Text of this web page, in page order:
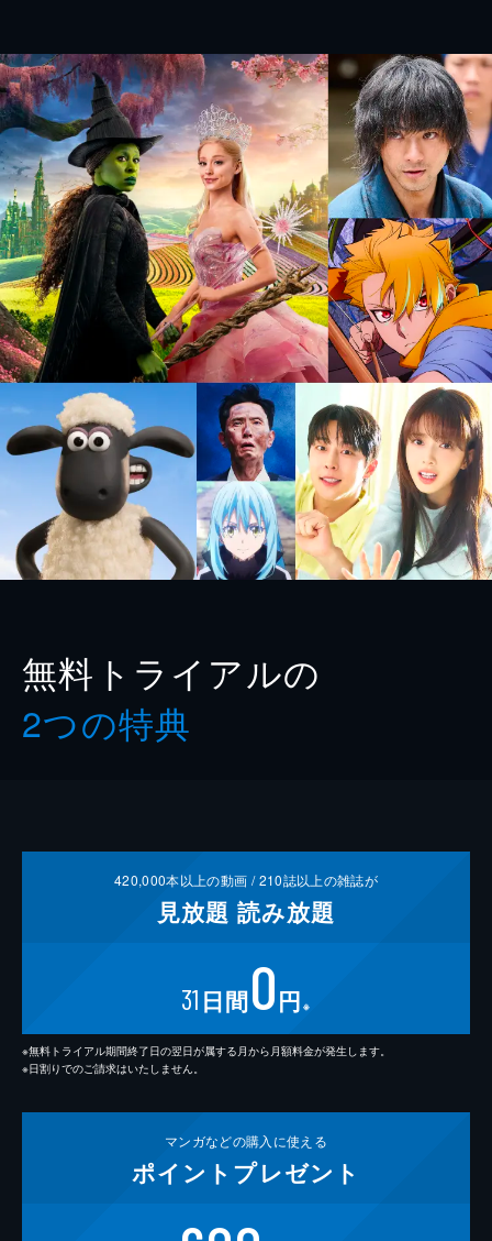
無料トライアルの
2つの特典
420,000本以上の動画 /210誌以上の雑誌が
見放題 読み放題
31 日間0円 ※
※無料トライアル期間終了日の翌日が属する月から月額料金が発生します。
※日割りでのご請求はいたしません。
マンガなどの購入に使える
ポイント プレゼント